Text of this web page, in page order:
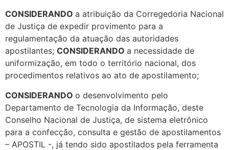
CONSIDERANDO a atribuição da Corregedoria Nacional
de Justiça de expedir provimento para a
regulamentação da atuação das autoridades
apostilantes; CONSIDERANDO a necessidade de
uniformização, em todo o território nacional, dos
procedimentos relativos ao ato de apostilamento;
CONSIDERANDO o desenvolvimento pelo
Departamento de Tecnologia da Informação, deste
Conselho Nacional de Justiça, de sistema eletrônico
para a confecção, consulta e gestão de apostilamentos
– APOSTIL -, já tendo sido apostilados pela ferramenta